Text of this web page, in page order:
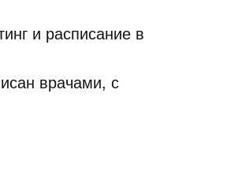
и расписание в
врачами, с